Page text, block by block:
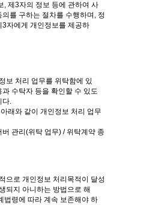
, 제3자의 정보 등에 관하여 사
를 구하는 절차를 수행하며, 정
자에게 개인정보를 제공하
보 처리 업무를 위탁함에 있
수탁자 등을 확인할 수 있도
다.
래와 같이 개인정보 처리 업무
관리(위탁 업무) / 위탁계약 종
으로 개인정보 처리목적이 달성
되지 아니하는 방법으로 해
법령에 따라 계속 보존해야 하